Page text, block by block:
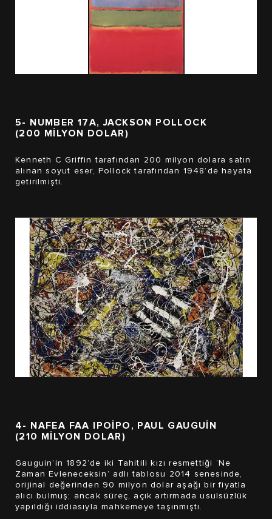
5- NUMBER 17A, JACKSON POLLOCK
(200 MİLYON DOLAR)
Kenneth C Griffin tarafından 200 milyon dolara satın
alınan soyut eser, Pollock tarafından 1948’de hayata
getirilmişti.
4- NAFEA FAA IPOIPO, PAUL GAUGUIN
(210 MİLYON DOLAR)
Gauguin’in 1892’de iki Tahitili kızı resmettiği ‘Ne
Zaman Evleneceksin’ adlı tablosu 2014 senesinde,
orijinal değerinden 90 milyon dolar aşağı bir fiyatla
alıcı bulmuş; ancak süreç, açık artırmada usulsüzlük
yapıldığı iddiasıyla mahkemeye taşınmıştı.